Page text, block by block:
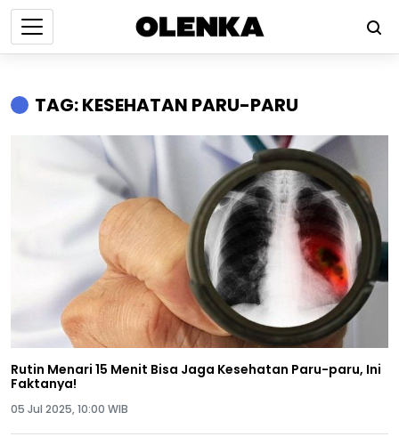
TAG: KESEHATAN PARU-PARU
Rutin Menari 15 Menit Bisa Jaga Kesehatan Paru-paru, Ini
Faktanya!
05 Jul 2025, 10:00 WIB